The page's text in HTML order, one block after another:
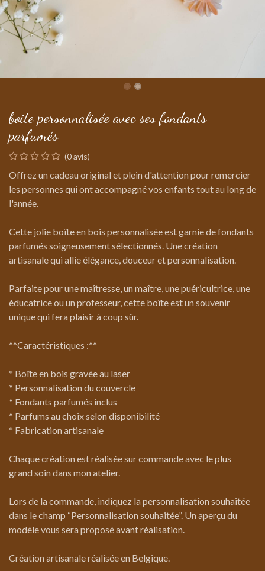
boite personnalisée avec ses fondants
parfumés
(0 avis)
Offrez un cadeau original et plein d'attention pour remercier
les personnes qui ont accompagné vos enfants tout au long de
l'année.
Cette jolie boîte en bois personnalisée est garnie de fondants
parfumés soigneusement sélectionnés. Une création
artisanale qui allie élégance, douceur et personnalisation.
Parfaite pour une maîtresse, un maître, une puéricultrice, une
éducatrice ou un professeur, cette boîte est un souvenir
unique qui fera plaisir à coup sûr.
**Caractéristiques :**
* Boîte en bois gravée au laser
* Personnalisation du couvercle
* Fondants parfumés inclus
* Parfums au choix selon disponibilité
* Fabrication artisanale
Chaque création est réalisée sur commande avec le plus
grand soin dans mon atelier.
Lors de la commande, indiquez la personnalisation souhaitée
dans le champ “Personnalisation souhaitée”. Un aperçu du
modèle vous sera proposé avant réalisation.
Création artisanale réalisée en Belgique.